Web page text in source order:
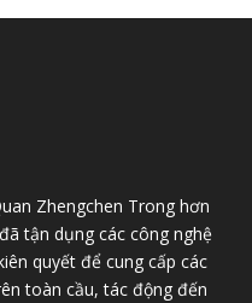
Zhengchen Trong hơn
tận dụng các công nghệ
quyết để cung cấp các
toàn cầu, tác động đến